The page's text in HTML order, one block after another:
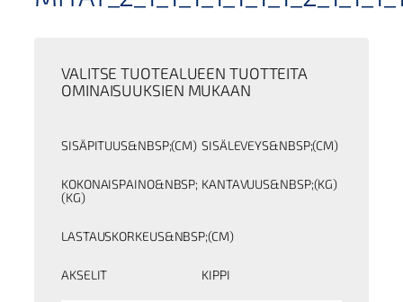
VALITSE TUOTEALUEEN TUOTTEITA
OMINAISUUKSIEN MUKAAN
SISÄPITUUS&NBSP;(CM) SISÄLEVEYS&NBSP;(CM)
KOKONAISPAINO&NBSP;
(KG)
KANTAVUUS&NBSP;(KG)
LASTAUSKORKEUS&NBSP;(CM)
AKSELIT KIPPI